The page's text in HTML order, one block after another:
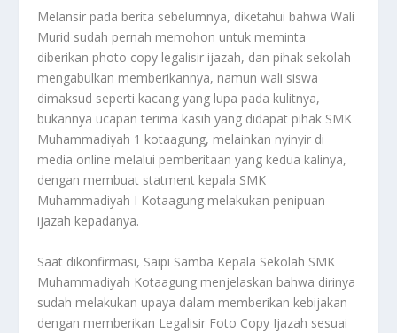
Melansir pada berita sebelumnya, diketahui bahwa Wali
Murid sudah pernah memohon untuk meminta
diberikan photo copy legalisir ijazah, dan pihak sekolah
mengabulkan memberikannya, namun wali siswa
dimaksud seperti kacang yang lupa pada kulitnya,
bukannya ucapan terima kasih yang didapat pihak SMK
Muhammadiyah 1 kotaagung, melainkan nyinyir di
media online melalui pemberitaan yang kedua kalinya,
dengan membuat statment kepala SMK
Muhammadiyah I Kotaagung melakukan penipuan
ijazah kepadanya.
Saat dikonfirmasi, Saipi Samba Kepala Sekolah SMK
Muhammadiyah Kotaagung menjelaskan bahwa dirinya
sudah melakukan upaya dalam memberikan kebijakan
dengan memberikan Legalisir Foto Copy Ijazah sesuai